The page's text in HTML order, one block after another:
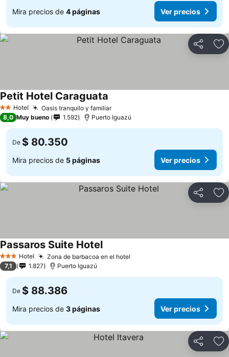
Mira precios de 4 páginas Ver precios
Compartir
2 Estrellas
Hotel Oasis tranquilo y familiarVer precios
Petit Hotel Caraguata
8,0 Muy bueno 1.592 Puerto Iguazú
De $ 80.350
Mira precios de 5 páginas Ver precios
Compartir
3 Estrellas
Hotel Zona de barbacoa en el hotel
Passaros Suite HotelVer precios
7,1 1.827 Puerto Iguazú
De $ 88.386
Mira precios de 3 páginas Ver precios
Compartir